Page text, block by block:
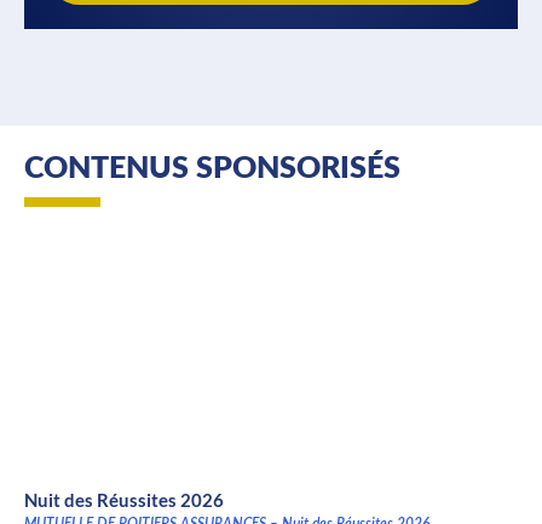
CONTENUS SPONSORISÉS
Nuit des Réussites 2026